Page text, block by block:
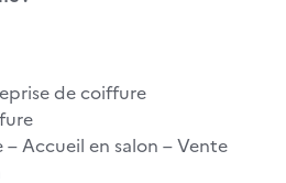
de coiffure
Accueil en salon – Vente